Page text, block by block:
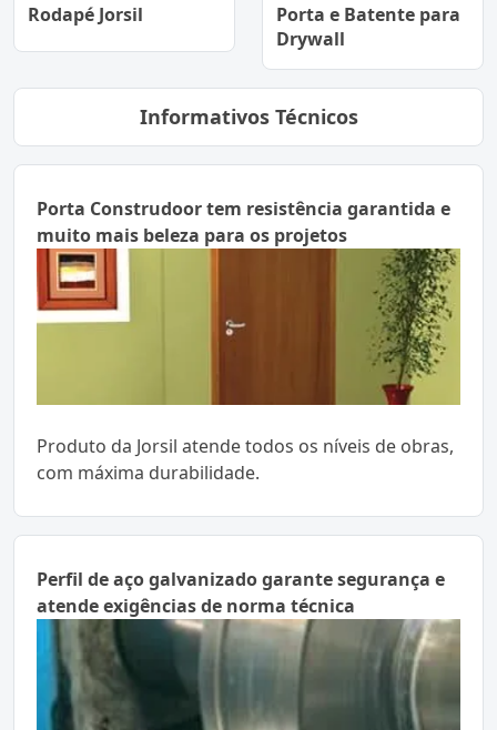
Rodapé Jorsil
Porta e Batente para
Drywall
Informativos Técnicos
Porta Construdoor tem resistência garantida e
muito mais beleza para os projetos
Produto da Jorsil atende todos os níveis de obras,
com máxima durabilidade.
Perfil de aço galvanizado garante segurança e
atende exigências de norma técnica